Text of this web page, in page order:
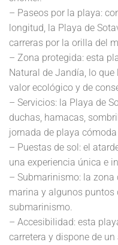
– Paseos por la playa:
longitud, la Playa de
carreras por la orilla del
– Zona protegida: esta
Natural de Jandía, lo
valor ecológico y de
– Servicios: la Playa de
duchas, hamacas,
jornada de playa
– Puestas de sol: el
una experiencia única e
– Submarinismo: la
marina y algunos puntos
submarinismo.
– Accesibilidad: esta
carretera y dispone de